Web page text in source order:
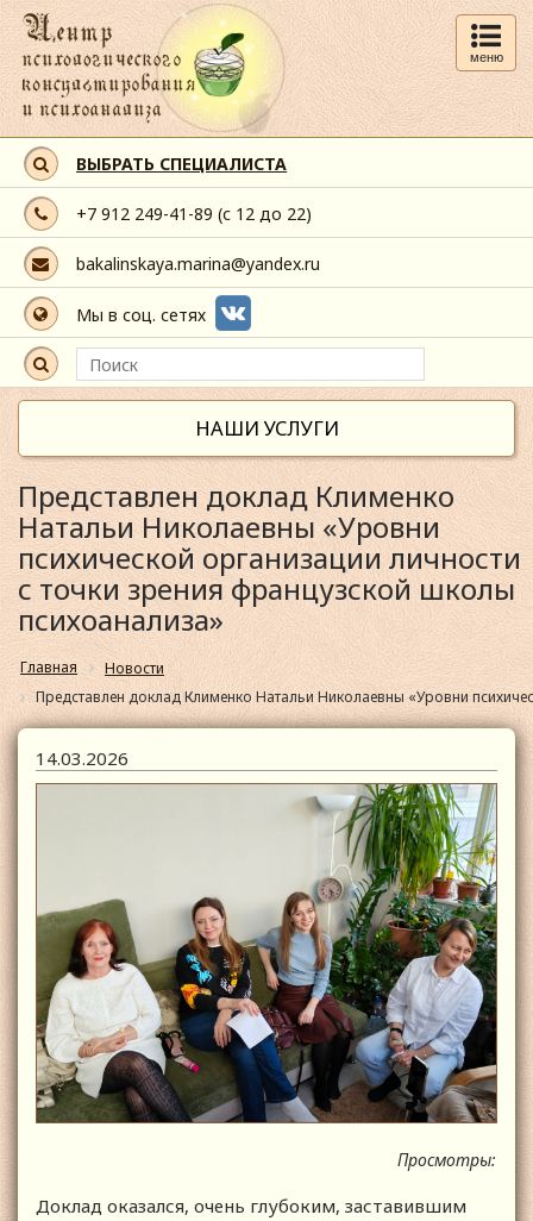
меню
ВЫБРАТЬ СПЕЦИАЛИСТА
+7 912 249-41-89 (с 12 до 22)
bakalinskaya.marina@yandex.ru
Мы в соц. сетях
НАШИ УСЛУГИ
Представлен доклад Клименко
Натальи Николаевны «Уровни
психической организации личности
с точки зрения французской школы
психоанализа»
Главная
Новости
Представлен доклад Клименко Натальи Николаевны «Уровни
14.03.2026
Просмотры:
Доклад оказался, очень глубоким, заставившим